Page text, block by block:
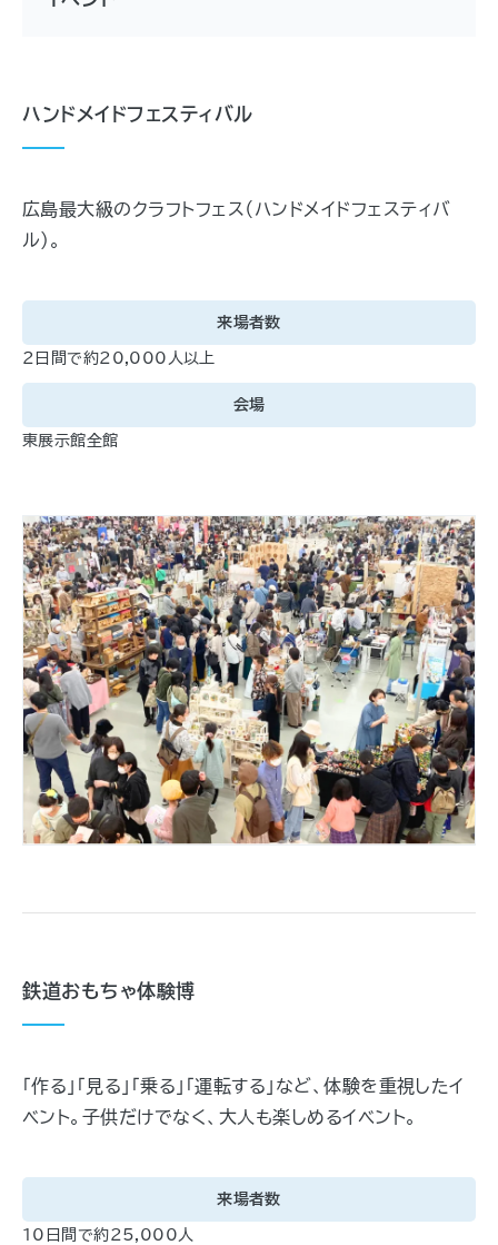
ハンドメイドフェスティバル
広島最大級のクラフトフェス（ハンドメイドフェスティバ
ル）。
来場者数
２日間で約20,000人以上
会場
東展示館全館
鉄道おもちゃ体験博
「作る」「見る」「乗る」「運転する」など、体験を重視したイ
ベント。子供だけでなく、大人も楽しめるイベント。
来場者数
10日間で約25,000人